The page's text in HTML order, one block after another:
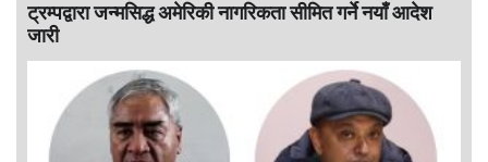
ट्रम्पद्वारा जन्मसिद्ध अमेरिकी नागरिकता सीमित गर्ने नयाँ आदेश
जारी